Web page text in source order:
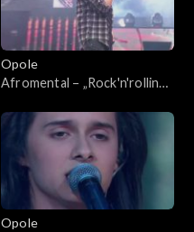
Opole
Afromental – „Rock'n'rolling
„SuperJedynki”
Opole